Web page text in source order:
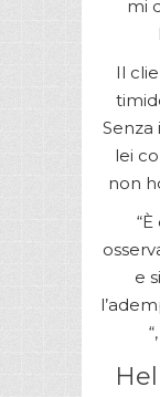
mi
Il
lei
non
e